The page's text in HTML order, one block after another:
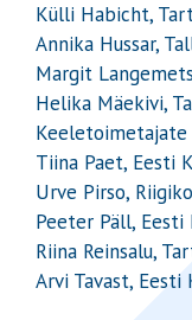
Külli Habicht,
Annika Hussar,
Margit
Helika Mäekivi,
Tiina Paet, Eesti
Urve Pirso,
Peeter Päll,
Riina Reinsalu,
Arvi Tavast,